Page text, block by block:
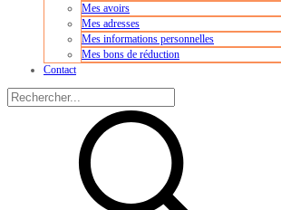
Mes avoirs
Mes adresses
Mes informations personnelles
Mes bons de réduction
Contact